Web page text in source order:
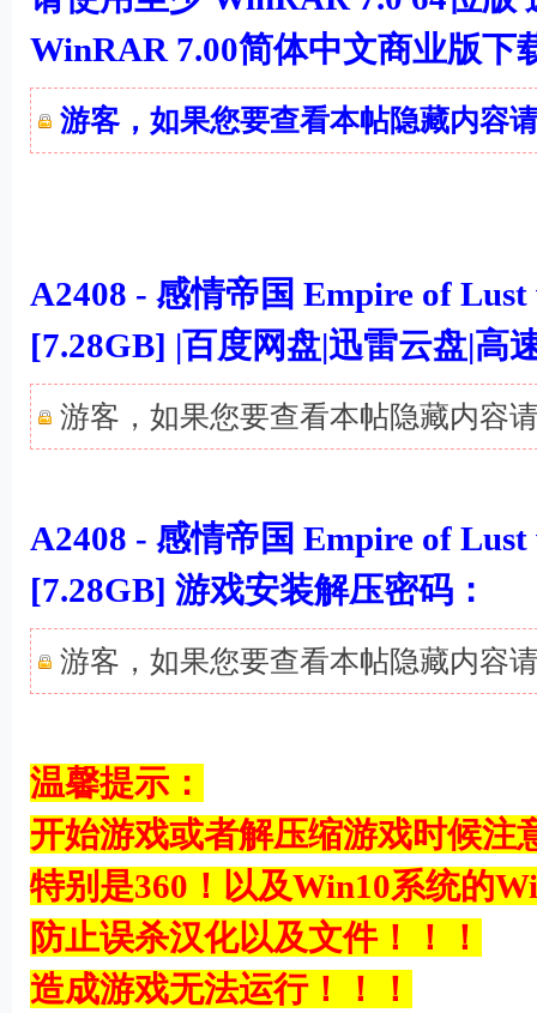
WinRAR 7.00简体中文商业版下
游客，如果您要查看本帖隐藏内容
A2408 - 感情帝国 Empire of
[7.28GB] |百度网盘|迅雷云盘|高
游客，如果您要查看本帖隐藏内容
A2408 - 感情帝国 Empire of
[7.28GB] 游戏安装解压密码：
游客，如果您要查看本帖隐藏内容
温馨提示：
开始游戏或者解压缩游戏时候注
特别是360！以及Win10系统的
防止误杀汉化以及文件！！！
造成游戏无法运行！！！